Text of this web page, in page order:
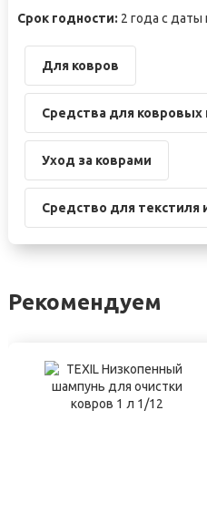
Срок годности: 2 года с даты
Для ковров
Средства для ковровых
Уход за коврами
Средство для текстиля
Рекомендуем